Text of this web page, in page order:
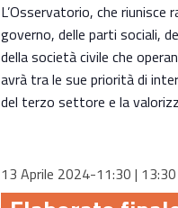
L’Osservatorio, che riunisce
governo, delle parti sociali,
della società civile che
avrà tra le sue priorità di
del terzo settore e la
13 Aprile 2024-11:30 | 13:30